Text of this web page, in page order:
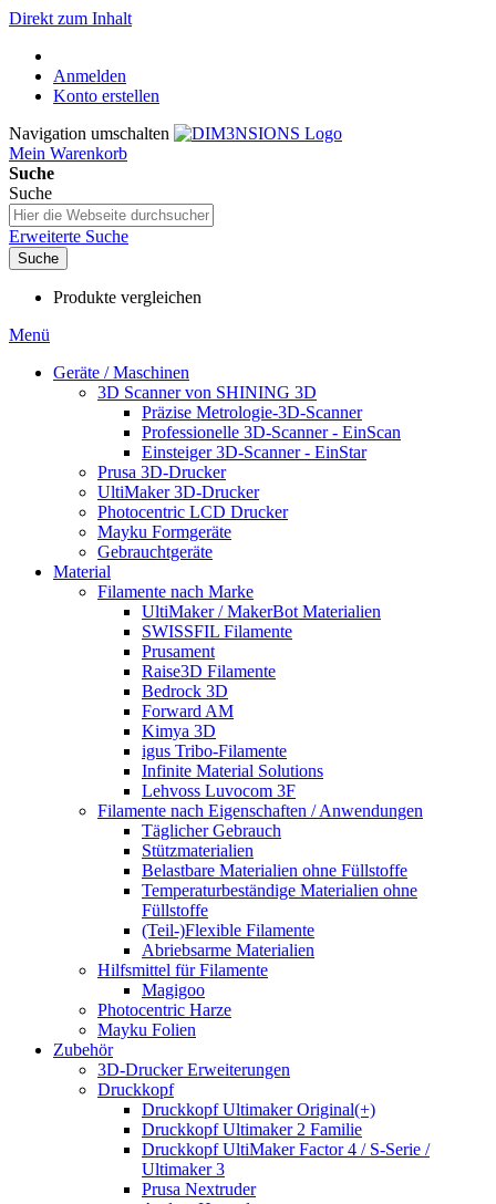
Direkt zum Inhalt
Anmelden
Konto erstellen
Navigation umschalten
Mein Warenkorb
Suche
Suche
Erweiterte Suche
Suche
Produkte vergleichen
Menü
Geräte / Maschinen
3D Scanner von SHINING 3D
Präzise Metrologie-3D-Scanner
Professionelle 3D-Scanner - EinScan
Einsteiger 3D-Scanner - EinStar
Prusa 3D-Drucker
UltiMaker 3D-Drucker
Photocentric LCD Drucker
Mayku Formgeräte
Gebrauchtgeräte
Material
Filamente nach Marke
UltiMaker / MakerBot Materialien
SWISSFIL Filamente
Prusament
Raise3D Filamente
Bedrock 3D
Forward AM
Kimya 3D
igus Tribo-Filamente
Infinite Material Solutions
Lehvoss Luvocom 3F
Filamente nach Eigenschaften / Anwendungen
Täglicher Gebrauch
Stützmaterialien
Belastbare Materialien ohne Füllstoffe
Temperaturbeständige Materialien ohne
Füllstoffe
(Teil-)Flexible Filamente
Abriebsarme Materialien
Hilfsmittel für Filamente
Magigoo
Photocentric Harze
Mayku Folien
Zubehör
3D-Drucker Erweiterungen
Druckkopf
Druckkopf Ultimaker Original(+)
Druckkopf Ultimaker 2 Familie
Druckkopf UltiMaker Factor 4 / S-Serie /
Ultimaker 3
Prusa Nextruder